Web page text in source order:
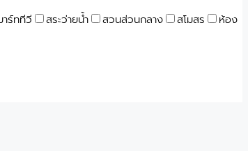
ร์ททีวี สระว่ายน้ำ สวนส่วนกลาง สโมสร
ห้อง